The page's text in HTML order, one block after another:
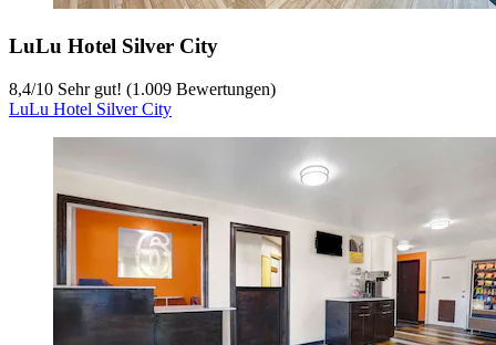
LuLu Hotel Silver City
8,4/10 Sehr gut! (1.009 Bewertungen)
LuLu Hotel Silver City